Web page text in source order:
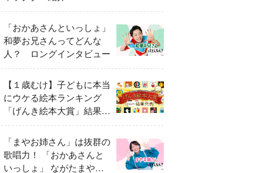
「おかあさんといっしょ」
和夢お兄さんってどんな
人？ ロングインタビュー
【１歳むけ】子どもに本当
にウケる絵本ランキング
「げんき絵本大賞」結果発
表
「まやお姉さん」は抜群の
歌唱力！ 「おかあさんと
いっしょ」 ながたまやさ